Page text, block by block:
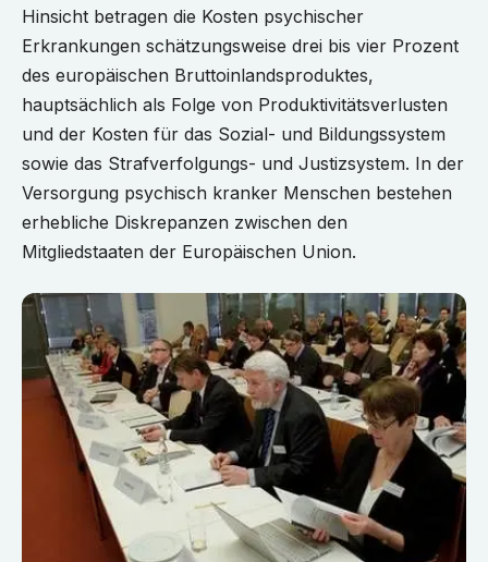
Hinsicht betragen die Kosten psychischer
Erkrankungen schätzungsweise drei bis vier Prozent
des europäischen Bruttoinlandsproduktes,
hauptsächlich als Folge von Produktivitätsverlusten
und der Kosten für das Sozial- und Bildungssystem
sowie das Strafverfolgungs- und Justizsystem. In der
Versorgung psychisch kranker Menschen bestehen
erhebliche Diskrepanzen zwischen den
Mitgliedstaaten der Europäischen Union.